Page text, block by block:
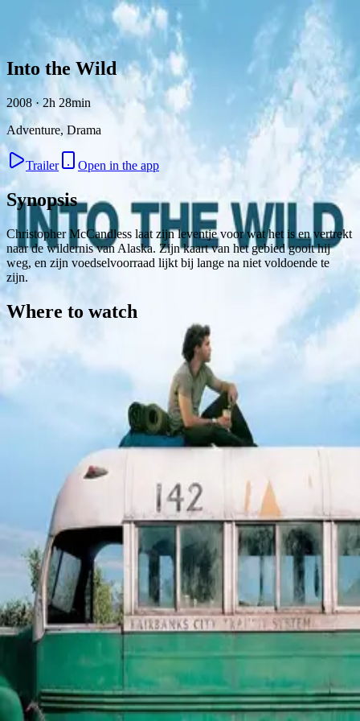
Skip to content
Into the Wild
2008 · 2h 28min
Adventure, Drama
Trailer Open in the app
Synopsis
Christopher McCandless laat zijn leventje voor wat het is en vertrekt
naar de wildernis van Alaska. Zijn kaart van het gebied gooit hij
weg, en zijn voedselvoorraad lijkt bij lange na niet voldoende te
zijn.
Where to watch
Byoscoop·a product of Boydroid B.V.